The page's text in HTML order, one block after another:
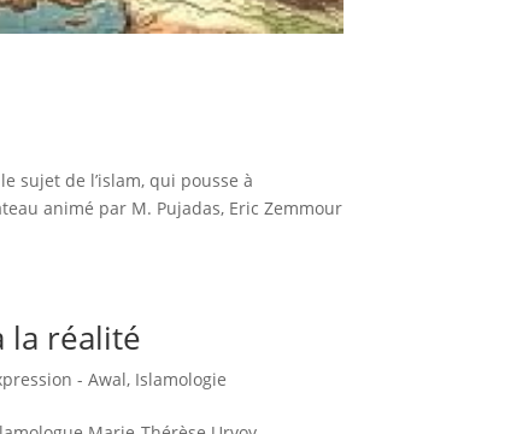
sujet de l’islam, qui pousse à
animé par M. Pujadas, Eric Zemmour
la réalité
- Awal, Islamologie